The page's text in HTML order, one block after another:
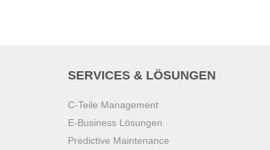
SERVICES & LÖSUNGEN
C-Teile Management
E-Business Lösungen
Predictive Maintenance